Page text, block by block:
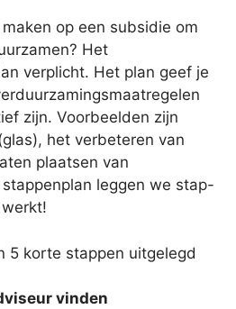
op een subsidie om
Het
verplicht. Het plan geef je
zijn. Voorbeelden zijn
het verbeteren van
plaatsen van
leggen we stap-
5 korte stappen uitgelegd
vinden